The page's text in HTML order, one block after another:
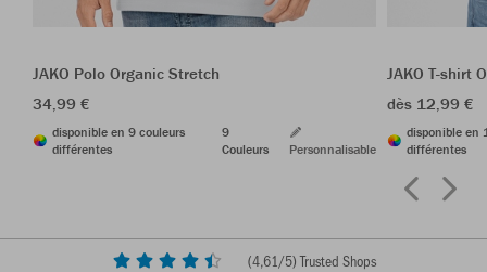
JAKO Polo Organic Stretch
34,99 €
disponible en 9 couleurs
différentes
9
Couleurs
Personnalisable
JAKO T-shirt
dès 12,99 €
disponible en
différentes
(4,61/5) Trusted Shops